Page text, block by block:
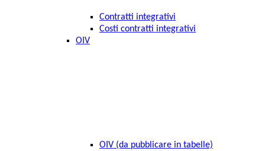
Contratti integrativi
Costi contratti integrativi
OIV
OIV (da pubblicare in tabelle)